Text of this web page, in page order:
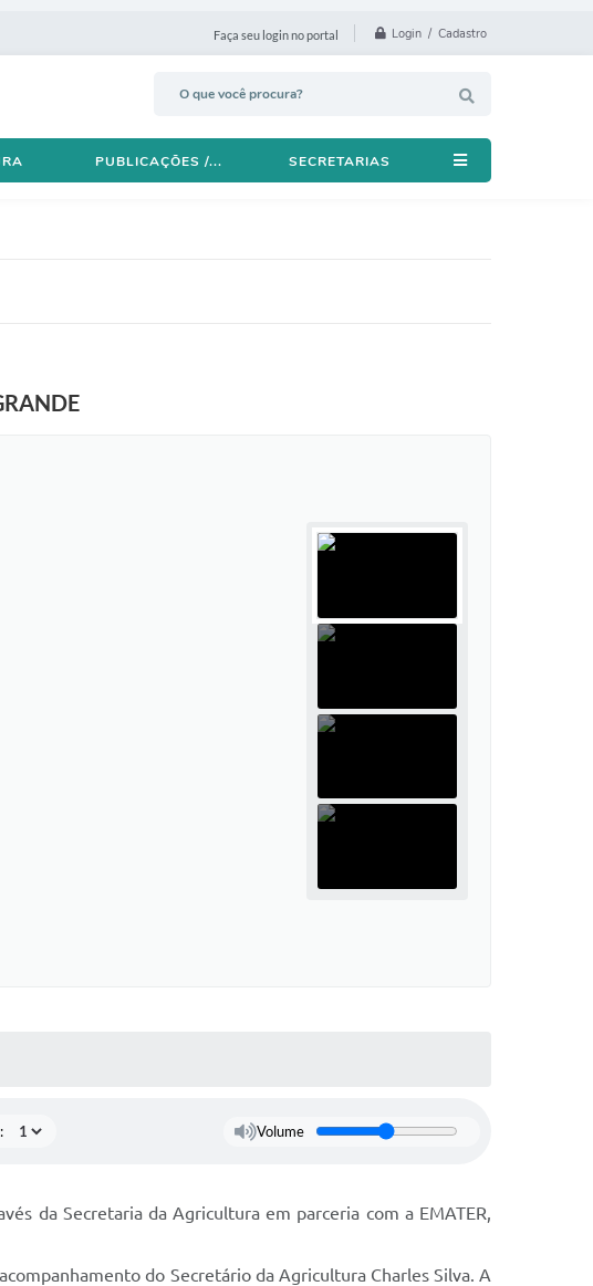
Faça seu login no portal Login / Cadastro
PUBLICAÇÕES /... SECRETARIAS
Volume
da Secretaria da Agricultura em parceria com a EMATER,
do Secretário da Agricultura Charles Silva. A